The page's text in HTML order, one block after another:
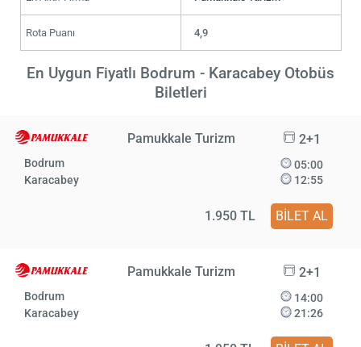
Rota Puanı 4,9
En Uygun Fiyatlı Bodrum - Karacabey Otobüs
Biletleri
Pamukkale Turizm 2+1
Bodrum
Karacabey
05:00
12:55
1.950 TL BİLET AL
Pamukkale Turizm 2+1
Bodrum
Karacabey
14:00
21:26